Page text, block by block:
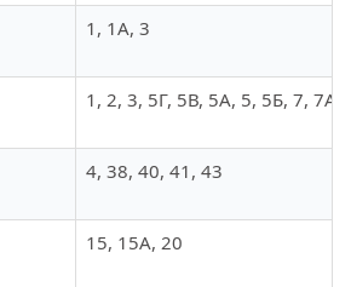
1, 1А, 3
1, 2, 3, 5Г, 5В, 5А, 5, 5Б, 7,
4, 38, 40, 41, 43
15, 15А, 20